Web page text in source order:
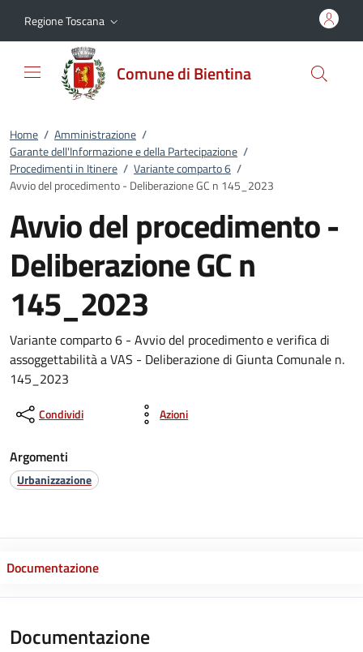
Regione Toscana
Comune di Bientina
Home / Amministrazione /
Garante dell'Informazione e della Partecipazione /
Procedimenti in Itinere / Variante comparto 6 /
Avvio del procedimento - Deliberazione GC n 145_2023
Avvio del procedimento -
Deliberazione GC n
145_2023
Variante comparto 6 - Avvio del procedimento e verifica di
assoggettabilità a VAS - Deliberazione di Giunta Comunale n.
145_2023
Condividi Azioni
Argomenti
Urbanizzazione
Documentazione
Documentazione